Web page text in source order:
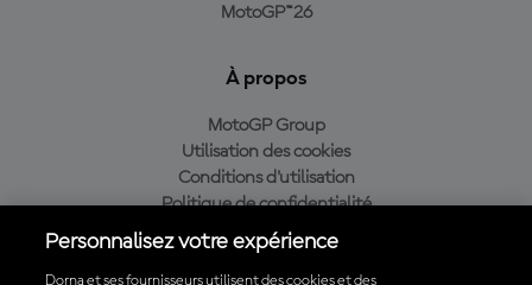
MotoGP™26
À propos
MotoGP Group
Utilisation des cookies
Conditions d'utilisation
Politique de confidentialité
Politique d’achat
Personnalisez votre expérience
Dorna et ses fournisseurs utilisent des cookies et des